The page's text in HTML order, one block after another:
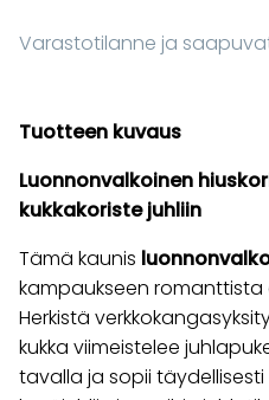
Varastotilanne ja
Tuotteen kuvaus
Luonnonvalkoinen
kukkakoriste juhliin
Tämä kaunis
kampaukseen
Herkistä
kukka viimeistelee
tavalla ja sopii täydellisesti